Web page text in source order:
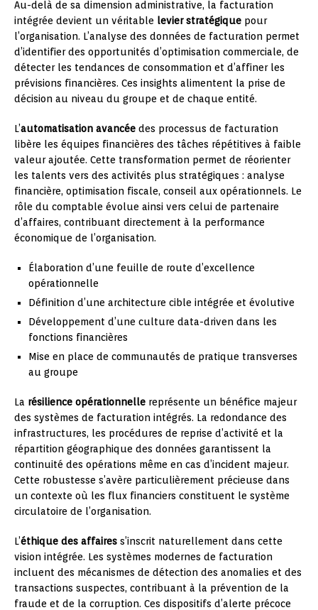
Au-delà de sa dimension administrative, la facturation
intégrée devient un véritable levier stratégique pour
l’organisation. L’analyse des données de facturation permet
d’identifier des opportunités d’optimisation commerciale, de
détecter les tendances de consommation et d’affiner les
prévisions financières. Ces insights alimentent la prise de
décision au niveau du groupe et de chaque entité.
L’automatisation avancée des processus de facturation
libère les équipes financières des tâches répétitives à faible
valeur ajoutée. Cette transformation permet de réorienter
les talents vers des activités plus stratégiques : analyse
financière, optimisation fiscale, conseil aux opérationnels. Le
rôle du comptable évolue ainsi vers celui de partenaire
d’affaires, contribuant directement à la performance
économique de l’organisation.
Élaboration d’une feuille de route d’excellence
opérationnelle
Définition d’une architecture cible intégrée et évolutive
Développement d’une culture data-driven dans les
fonctions financières
Mise en place de communautés de pratique transverses
au groupe
La résilience opérationnelle représente un bénéfice majeur
des systèmes de facturation intégrés. La redondance des
infrastructures, les procédures de reprise d’activité et la
répartition géographique des données garantissent la
continuité des opérations même en cas d’incident majeur.
Cette robustesse s’avère particulièrement précieuse dans
un contexte où les flux financiers constituent le système
circulatoire de l’organisation.
L’éthique des affaires s’inscrit naturellement dans cette
vision intégrée. Les systèmes modernes de facturation
incluent des mécanismes de détection des anomalies et des
transactions suspectes, contribuant à la prévention de la
fraude et de la corruption. Ces dispositifs d’alerte précoce